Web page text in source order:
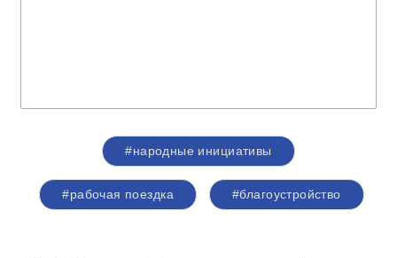
#народные инициативы
#рабочая поездка #благоустройство